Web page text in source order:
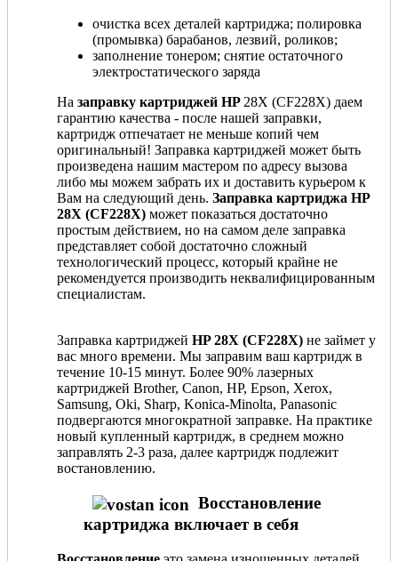
очистка всех деталей картриджа; полировка
(промывка) барабанов, лезвий, роликов;
заполнение тонером; снятие остаточного
электростатического заряда
На заправку картриджей HP 28X (CF228X) даем
гарантию качества - после нашей заправки,
картридж отпечатает не меньше копий чем
оригинальный! Заправка картриджей может быть
произведена нашим мастером по адресу вызова
либо мы можем забрать их и доставить курьером к
Вам на следующий день. Заправка картриджа HP
28X (CF228X) может показаться достаточно
простым действием, но на самом деле заправка
представляет собой достаточно сложный
технологический процесс, который крайне не
рекомендуется производить неквалифицированным
специалистам.
Заправка картриджей HP 28X (CF228X) не займет у
вас много времени. Мы заправим ваш картридж в
течение 10-15 минут. Более 90% лазерных
картриджей Brother, Canon, HP, Epson, Xerox,
Samsung, Oki, Sharp, Konica-Minolta, Panasonic
подвергаются многократной заправке. На практике
новый купленный картридж, в среднем можно
заправлять 2-3 раза, далее картридж подлежит
востановлению.
Восстановление
картриджа включает в себя